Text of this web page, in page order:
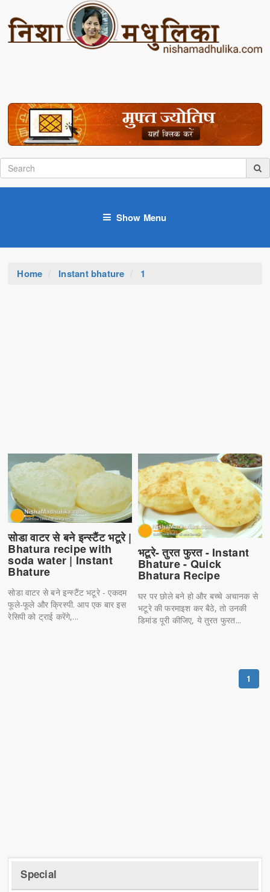
Show Menu
Home Instant bhature 1
सोडा वाटर से बने इन्स्टैंट भटूरे |
Bhatura recipe with
soda water | Instant
Bhature
सोडा वाटर से बने इन्स्टैंट भटूरे - एकदम
फूले-फूले और क्रिस्पी. आप एक बार इस
रेसिपी को ट्राई करेंगे,...
भटूरे- तुरत फुरत - Instant
Bhature - Quick
Bhatura Recipe
घर पर छोले बने हो और बच्चे अचानक से
भटूरे की फरमाइश कर बैठे, तो उनकी
डिमांड पूरी कीजिए, ये तुरत फुरत...
1
Special